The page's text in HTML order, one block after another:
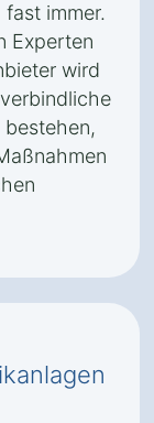
immer.
Experten
wird